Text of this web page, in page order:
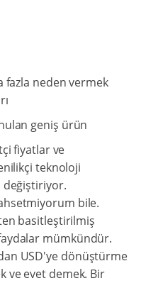
fazla neden vermek
geniş ürün
fiyatlar ve
teknoloji
değiştiriyor.
bile.
basitleştirilmiş
mümkündür.
USD'ye dönüştürme
ve evet demek. Bir